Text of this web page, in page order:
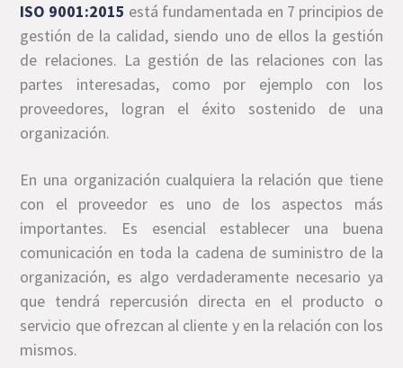
ISO 9001:2015 está fundamentada en 7 principios de
gestión de la calidad, siendo uno de ellos la gestión
de relaciones. La gestión de las relaciones con las
partes interesadas, como por ejemplo con los
proveedores, logran el éxito sostenido de una
organización.
En una organización cualquiera la relación que tiene
con el proveedor es uno de los aspectos más
importantes. Es esencial establecer una buena
comunicación en toda la cadena de suministro de la
organización, es algo verdaderamente necesario ya
que tendrá repercusión directa en el producto o
servicio que ofrezcan al cliente y en la relación con los
mismos.